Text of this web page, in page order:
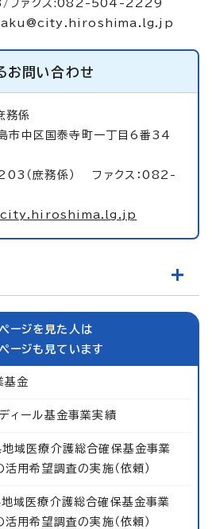
ァクス:082-504-2229
お問い合わせ
務係
中区国泰寺町一丁目6番34
（庶務係） ファクス：082-
ージを見た人は
ージも見ています
基金
ィール基金事業実績
域医療介護総合確保基金事業
活用希望調査の実施（依頼）
域医療介護総合確保基金事業
活用希望調査の実施（依頼）